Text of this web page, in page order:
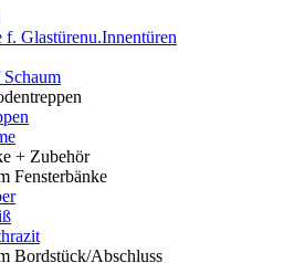
f. Glastürenu.Innentüren
+ Zubehör
Fensterbänke
Bordstück/Abschluss